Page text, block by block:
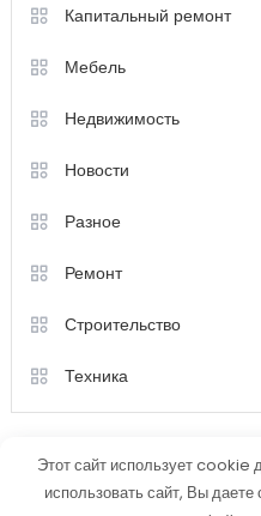
Капитальный ремонт
Мебель
Недвижимость
Новости
Разное
Ремонт
Строительство
Техника
Этот сайт использует
использовать сайт, Вы даете